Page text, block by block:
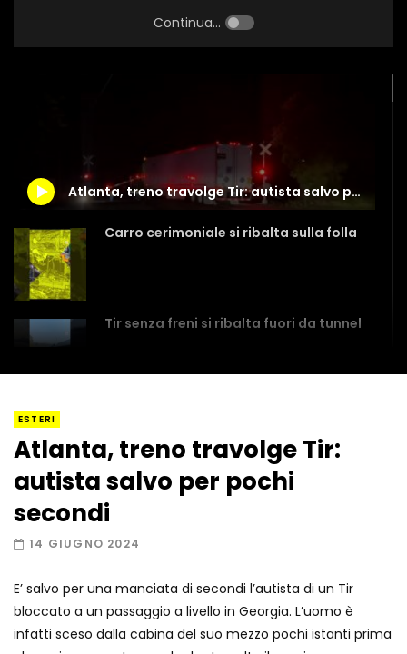
Continua...
Atlanta, treno travolge Tir: autista salvo per pochi secondi
Carro cerimoniale si ribalta sulla folla
Tir senza freni si ribalta fuori da tunnel
Amiocuggino fa saltare in aria il drone
Record di baci in 30 secondi
ESTERI
Atlanta, treno travolge Tir:
autista salvo per pochi
secondi
14 GIUGNO 2024
E’ salvo per una manciata di secondi l’autista di un Tir
bloccato a un passaggio a livello in Georgia. L’uomo è
infatti sceso dalla cabina del suo mezzo pochi istanti prima